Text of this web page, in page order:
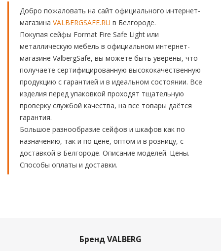
Добро пожаловать на сайт официального интернет-
магазина VALBERGSAFE.RU в Белгороде.
Покупая сейфы Format Fire Safe Light или
металлическую мебель в официальном интернет-
магазине ValbergSafe, вы можете быть уверены, что
получаете сертифицированную высококачественную
продукцию с гарантией и в идеальном состоянии. Все
изделия перед упаковкой проходят тщательную
проверку службой качества, на все товары даётся
гарантия.
Большое разнообразие сейфов и шкафов как по
назначению, так и по цене, оптом и в розницу, с
доставкой в Белгороде. Описание моделей. Цены.
Способы оплаты и доставки.
Бренд VALBERG